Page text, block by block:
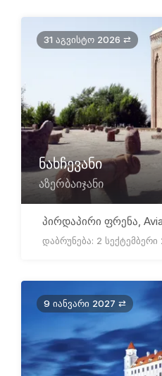
31 აგვისტო 2026 ⇄
ნახჩევანი
აზერბაიჯანი
პირდაპირი ფრენა,
დაბრუნება: 2 სექტემბერი
9 იანვარი 2027 ⇄